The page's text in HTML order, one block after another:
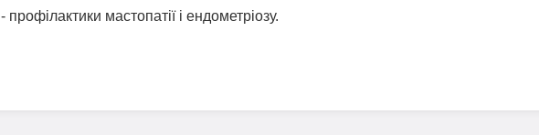
- профілактики мастопатії і ендометріозу.